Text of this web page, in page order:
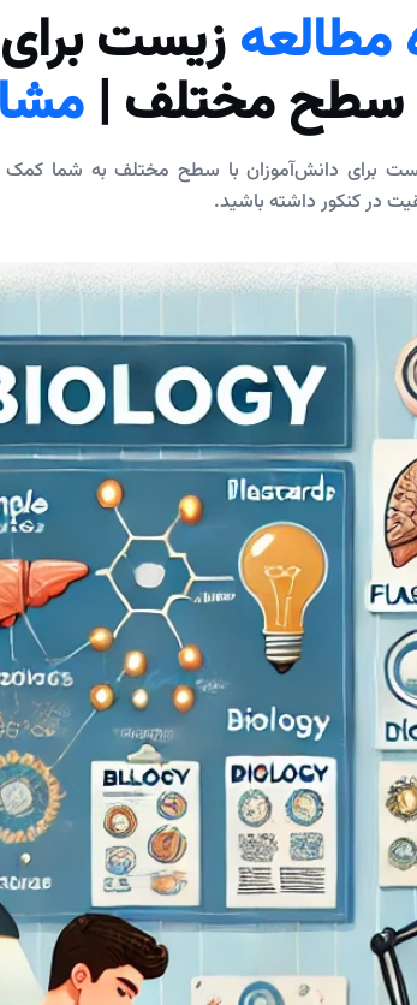
زیست
سطح مختلف |
برای دانش‌آموزان با سطح مختلف به شما کمک
در کنکور داشته باشید.